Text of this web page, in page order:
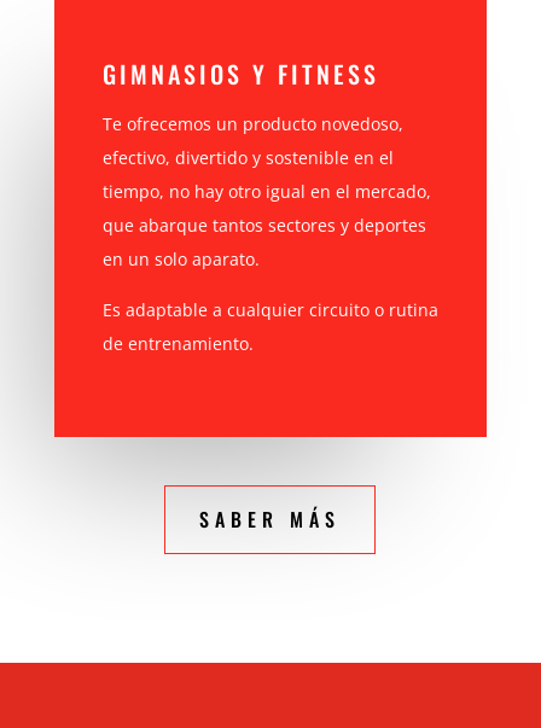
GIMNASIOS Y FITNESS
Te ofrecemos un producto novedoso,
efectivo, divertido y sostenible en el
tiempo, no hay otro igual en el mercado,
que abarque tantos sectores y deportes
en un solo aparato.
Es adaptable a cualquier circuito o rutina
de entrenamiento.
SABER MÁS